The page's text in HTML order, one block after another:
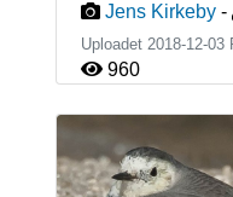
Jens Kirkeby -
Uploadet 2018-12-03
960